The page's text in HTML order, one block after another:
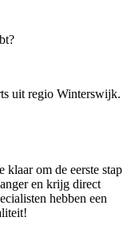
uit regio Winterswijk.
om de eerste stap
en krijg direct
hebben een